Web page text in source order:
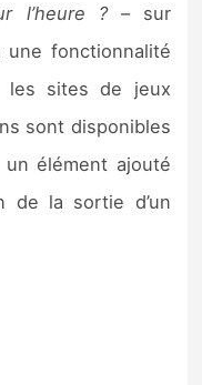
l’heure ?– sur
une fonctionnalité
les sites de jeux
sont disponibles
élément ajouté
de la sortie d’un